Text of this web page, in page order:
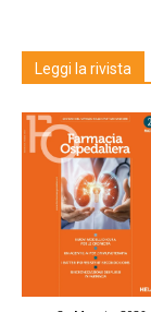
Leggi la rivista